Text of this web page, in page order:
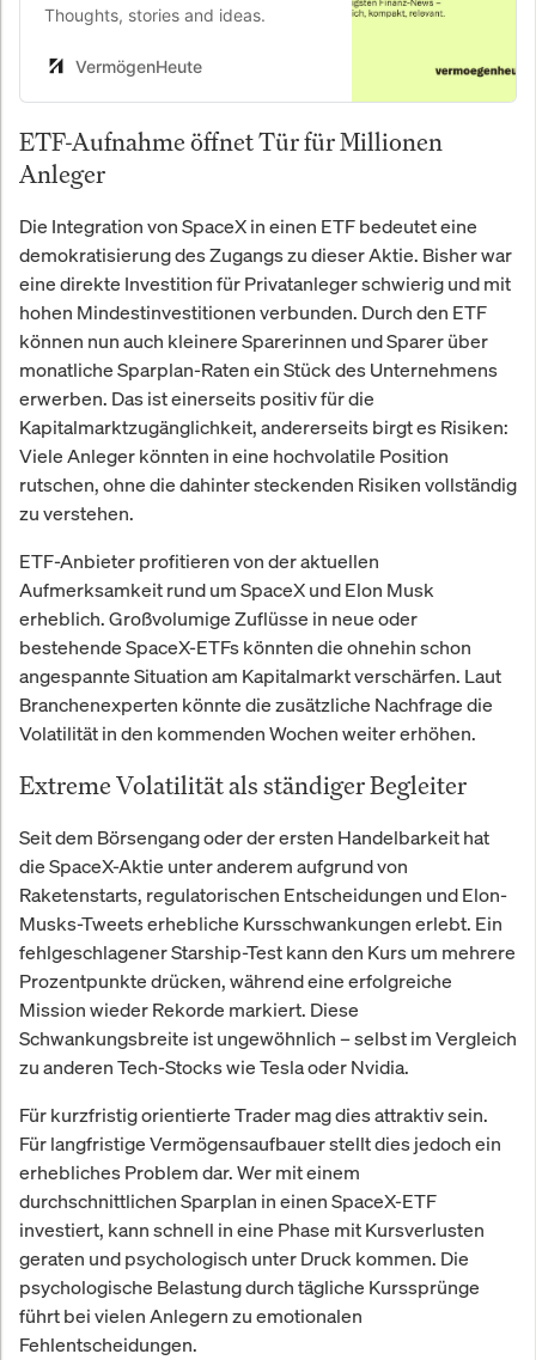
Thoughts, stories and ideas.
VermögenHeute
ETF-Aufnahme öffnet Tür für Millionen
Anleger
Die Integration von SpaceX in einen ETF bedeutet eine
demokratisierung des Zugangs zu dieser Aktie. Bisher war
eine direkte Investition für Privatanleger schwierig und mit
hohen Mindestinvestitionen verbunden. Durch den ETF
können nun auch kleinere Sparerinnen und Sparer über
monatliche Sparplan-Raten ein Stück des Unternehmens
erwerben. Das ist einerseits positiv für die
Kapitalmarktzugänglichkeit, andererseits birgt es Risiken:
Viele Anleger könnten in eine hochvolatile Position
rutschen, ohne die dahinter steckenden Risiken vollständig
zu verstehen.
ETF-Anbieter profitieren von der aktuellen
Aufmerksamkeit rund um SpaceX und Elon Musk
erheblich. Großvolumige Zuflüsse in neue oder
bestehende SpaceX-ETFs könnten die ohnehin schon
angespannte Situation am Kapitalmarkt verschärfen. Laut
Branchenexperten könnte die zusätzliche Nachfrage die
Volatilität in den kommenden Wochen weiter erhöhen.
Extreme Volatilität als ständiger Begleiter
Seit dem Börsengang oder der ersten Handelbarkeit hat
die SpaceX-Aktie unter anderem aufgrund von
Raketenstarts, regulatorischen Entscheidungen und Elon-
Musks-Tweets erhebliche Kursschwankungen erlebt. Ein
fehlgeschlagener Starship-Test kann den Kurs um mehrere
Prozentpunkte drücken, während eine erfolgreiche
Mission wieder Rekorde markiert. Diese
Schwankungsbreite ist ungewöhnlich – selbst im Vergleich
zu anderen Tech-Stocks wie Tesla oder Nvidia.
Für kurzfristig orientierte Trader mag dies attraktiv sein.
Für langfristige Vermögensaufbauer stellt dies jedoch ein
erhebliches Problem dar. Wer mit einem
durchschnittlichen Sparplan in einen SpaceX-ETF
investiert, kann schnell in eine Phase mit Kursverlusten
geraten und psychologisch unter Druck kommen. Die
psychologische Belastung durch tägliche Kurssprünge
führt bei vielen Anlegern zu emotionalen
Fehlentscheidungen.